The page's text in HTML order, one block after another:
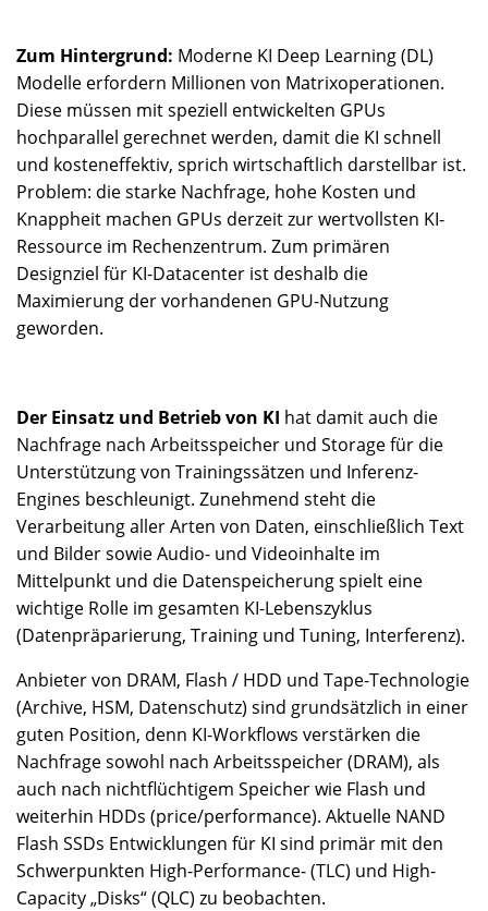
Zum Hintergrund: Moderne KI Deep Learning (DL)
Modelle erfordern Millionen von Matrixoperationen.
Diese müssen mit speziell entwickelten GPUs
hochparallel gerechnet werden, damit die KI schnell
und kosteneffektiv, sprich wirtschaftlich darstellbar ist.
Problem: die starke Nachfrage, hohe Kosten und
Knappheit machen GPUs derzeit zur wertvollsten KI-
Ressource im Rechenzentrum. Zum primären
Designziel für KI-Datacenter ist deshalb die
Maximierung der vorhandenen GPU-Nutzung
geworden.
Der Einsatz und Betrieb von KI hat damit auch die
Nachfrage nach Arbeitsspeicher und Storage für die
Unterstützung von Trainingssätzen und Inferenz-
Engines beschleunigt. Zunehmend steht die
Verarbeitung aller Arten von Daten, einschließlich Text
und Bilder sowie Audio- und Videoinhalte im
Mittelpunkt und die Datenspeicherung spielt eine
wichtige Rolle im gesamten KI-Lebenszyklus
(Datenpräparierung, Training und Tuning, Interferenz).
Anbieter von DRAM, Flash / HDD und Tape-Technologie
(Archive, HSM, Datenschutz) sind grundsätzlich in einer
guten Position, denn KI-Workflows verstärken die
Nachfrage sowohl nach Arbeitsspeicher (DRAM), als
auch nach nichtflüchtigem Speicher wie Flash und
weiterhin HDDs (price/performance). Aktuelle NAND
Flash SSDs Entwicklungen für KI sind primär mit den
Schwerpunkten High-Performance- (TLC) und High-
Capacity „Disks“ (QLC) zu beobachten.